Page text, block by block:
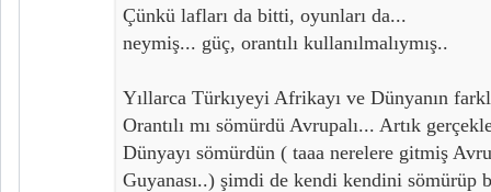
Çünkü lafları da bitti, oyunları da...
neymiş... güç, orantılı kullanılmalıymış..
Yıllarca Türkıyeyi Afrikayı ve Dünyanın
Orantılı mı sömürdü Avrupalı... Artık
Dünyayı sömürdün ( taaa nerelere gitmiş
Guyanası..) şimdi de kendi kendini sömürüp